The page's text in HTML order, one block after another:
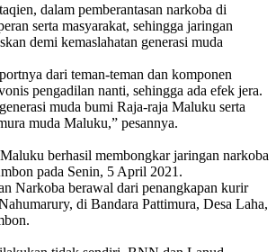
dalam pemberantasan narkoba di
serta masyarakat, sehingga jaringan
demi kemaslahatan generasi muda
dari teman-teman dan komponen
pengadilan nanti, sehingga ada efek jera.
muda bumi Raja-raja Maluku serta
muda Maluku,” pesannya.
berhasil membongkar jaringan narkoba
pada Senin, 5 April 2021.
Narkoba berawal dari penangkapan kurir
di Bandara Pattimura, Desa Laha,